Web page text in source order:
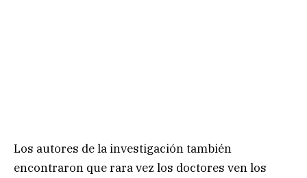
Los autores de la investigación también
encontraron que rara vez los doctores ven los